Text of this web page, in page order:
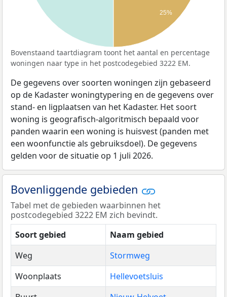
25%
Bovenstaand taartdiagram toont het aantal en percentage
woningen naar type in het postcodegebied 3222 EM.
De gegevens over soorten woningen zijn gebaseerd
op de Kadaster woningtypering en de gegevens over
stand- en ligplaatsen van het Kadaster. Het soort
woning is geografisch-algoritmisch bepaald voor
panden waarin een woning is huisvest (panden met
een woonfunctie als gebruiksdoel). De gegevens
gelden voor de situatie op 1 juli 2026.
Bovenliggende gebieden
Tabel met de gebieden waarbinnen het
postcodegebied 3222 EM zich bevindt.
Soort gebied
Naam gebied
Weg
Stormweg
Woonplaats
Hellevoetsluis